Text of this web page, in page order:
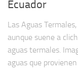
Ecuador
Las Aguas
aunque suene a
aguas termales.
aguas que provienen